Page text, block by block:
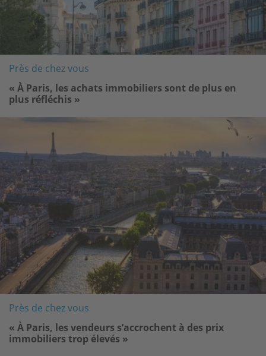
Près de chez vous
« À Paris, les achats immobiliers sont de plus en
plus réfléchis »
Image
Près de chez vous
« À Paris, les vendeurs s’accrochent à des prix
immobiliers trop élevés »